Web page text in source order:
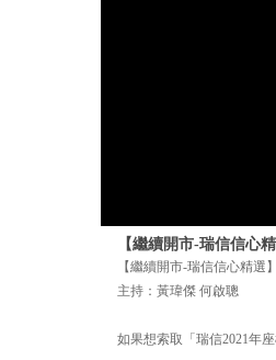
【繼續開市-瑞信信心
【繼續開市-瑞信信心精
主持：黃瑋傑 何啟聰
如果想索取「瑞信2021年